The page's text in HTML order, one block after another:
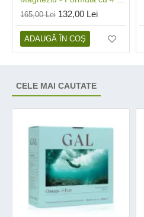
165,00 Lei 132,00 Lei
ADAUGĂ ÎN COŞ
CELE MAI CAUTATE